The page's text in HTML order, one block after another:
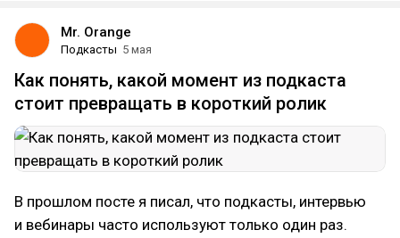
Mr. Orange
Подкасты 5 мая
Как понять, какой момент из подкаста
стоит превращать в короткий ролик
В прошлом посте я писал, что подкасты, интервью
и вебинары часто используют только один раз.